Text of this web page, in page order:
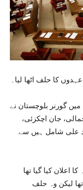
گورنر بلوچستان نے
جان اچکزئی،
علی شامل ہیں سے
کابینہ کا اعلان کیا گیا تھا
لیکن وہ حلف